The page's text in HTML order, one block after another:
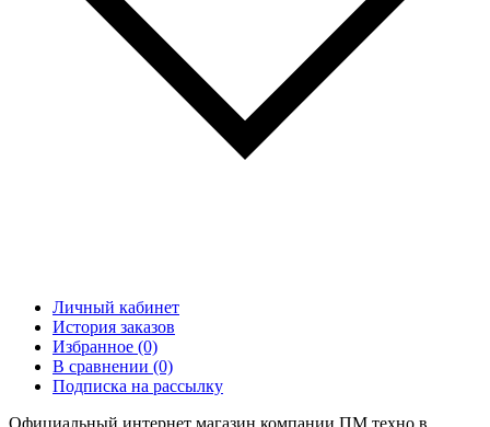
Личный кабинет
История заказов
Избранное (0)
В сравнении (0)
Подписка на рассылку
Официальный интернет магазин компании ПМ техно в